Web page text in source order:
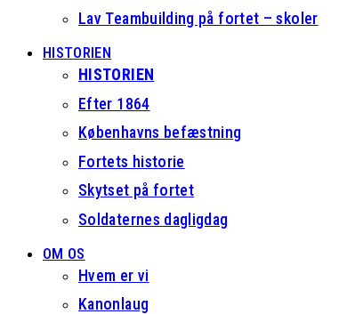
Lav Teambuilding på fortet – skoler
HISTORIEN
HISTORIEN
Efter 1864
Københavns befæstning
Fortets historie
Skytset på fortet
Soldaternes dagligdag
OM OS
Hvem er vi
Kanonlaug